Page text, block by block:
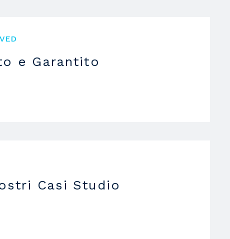
e Garantito
Casi Studio